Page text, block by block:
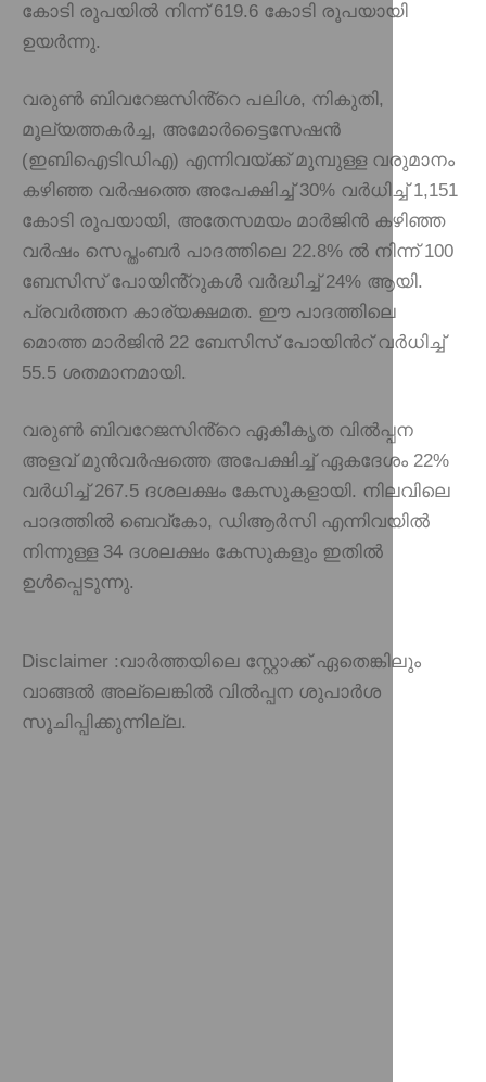
കോടി രൂപയിൽ നിന്ന് 619.6 കോടി രൂപയായി
ഉയർന്നു.
വരുൺ ബിവറേജസിൻ്റെ പലിശ, നികുതി,
മൂല്യത്തകർച്ച, അമോർട്ടൈസേഷൻ
(ഇബിഐടിഡിഎ) എന്നിവയ്ക്ക് മുമ്പുള്ള വരുമാനം
കഴിഞ്ഞ വർഷത്തെ അപേക്ഷിച്ച് 30% വർധിച്ച് 1,151
കോടി രൂപയായി, അതേസമയം മാർജിൻ കഴിഞ്ഞ
വർഷം സെപ്തംബർ പാദത്തിലെ 22.8% ൽ നിന്ന് 100
ബേസിസ് പോയിൻ്റുകൾ വർദ്ധിച്ച് 24% ആയി.
പ്രവർത്തന കാര്യക്ഷമത. ഈ പാദത്തിലെ
മൊത്ത മാർജിൻ 22 ബേസിസ് പോയിൻറ് വർധിച്ച്
55.5 ശതമാനമായി.
വരുൺ ബിവറേജസിൻ്റെ ഏകീകൃത വിൽപ്പന
അളവ് മുൻവർഷത്തെ അപേക്ഷിച്ച് ഏകദേശം 22%
വർധിച്ച് 267.5 ദശലക്ഷം കേസുകളായി. നിലവിലെ
പാദത്തിൽ ബെവ്‌കോ, ഡിആർസി എന്നിവയിൽ
നിന്നുള്ള 34 ദശലക്ഷം കേസുകളും ഇതിൽ
ഉൾപ്പെടുന്നു.
Disclaimer :വാർത്തയിലെ സ്റ്റോക്ക് ഏതെങ്കിലും
വാങ്ങൽ അല്ലെങ്കിൽ വിൽപ്പന ശുപാർശ
സൂചിപ്പിക്കുന്നില്ല.